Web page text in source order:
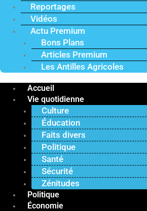
Reportages
Vidéos
Actu Premium
Bons Plans
Articles Premium
Les Antilles Agricoles
Accueil
Vie quotidienne
Culture
Éducation
Faits divers
Politique
Santé
Sécurité
Zénitudes
Politique
Économie